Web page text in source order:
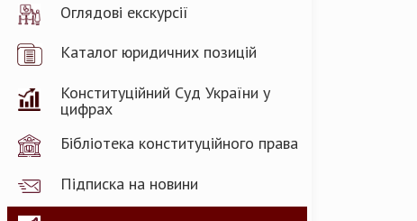
Оглядові екскурсії
Каталог юридичних позицій
Конституційний Суд України у
цифрах
Бібліотека конституційного права
Підписка на новини